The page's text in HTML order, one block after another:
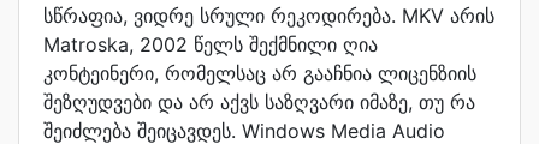
სწრაფია, ვიდრე სრული რეკოდირება. MKV არის
Matroska, 2002 წელს შექმნილი ღია
კონტეინერი, რომელსაც არ გააჩნია ლიცენზიის
შეზღუდვები და არ აქვს საზღვარი იმაზე, თუ რა
შეიძლება შეიცავდეს. Windows Media Audio